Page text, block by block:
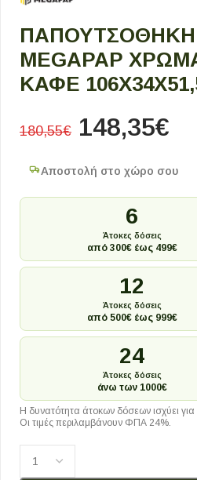
ΠΑΠΟΥΤΣΟΘΉΚΗ
MEGAPAP
ΚΑΦΈ
180,55€ 148,35€
Αποστολή στο χώρο σου
6
Άτοκες δόσεις
από 300€ έως 499€
12
Άτοκες δόσεις
από 500€ έως 999€
24
Άτοκες δόσεις
άνω των 1000€
Η δυνατότητα άτοκων δόσεων ισχύει
Οι τιμές περιλαμβάνουν ΦΠΑ 24%.